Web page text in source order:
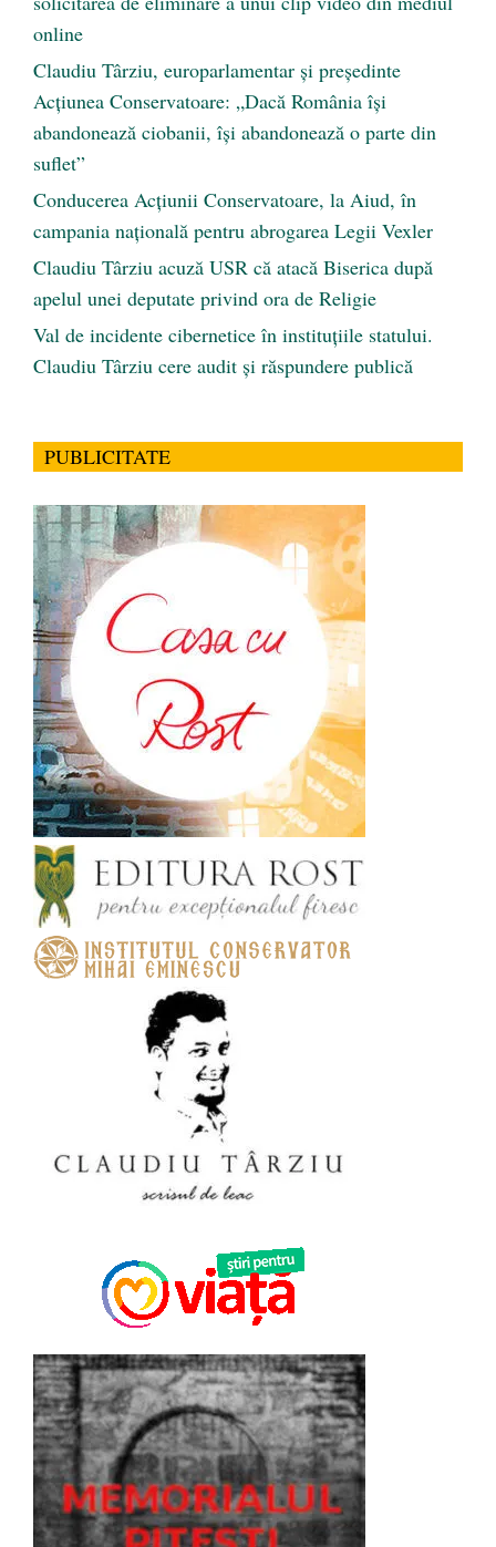
online
Claudiu Târziu, europarlamentar și președinte
Acțiunea Conservatoare: „Dacă România își
abandonează ciobanii, își abandonează o parte din
suflet”
Conducerea Acțiunii Conservatoare, la Aiud, în
campania națională pentru abrogarea Legii Vexler
Claudiu Târziu acuză USR că atacă Biserica după
apelul unei deputate privind ora de Religie
Val de incidente cibernetice în instituțiile statului.
Claudiu Târziu cere audit și răspundere publică
PUBLICITATE